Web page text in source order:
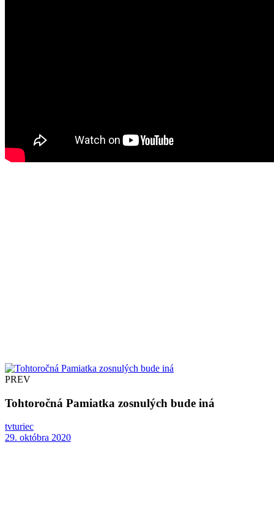
PREV
Tohtoročná Pamiatka zosnulých bude iná
tvturiec
29. októbra 2020